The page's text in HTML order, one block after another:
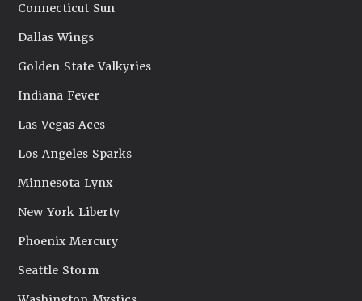
Connecticut Sun
Dallas Wings
Golden State Valkyries
Indiana Fever
Las Vegas Aces
Los Angeles Sparks
Minnesota Lynx
New York Liberty
Phoenix Mercury
Seattle Storm